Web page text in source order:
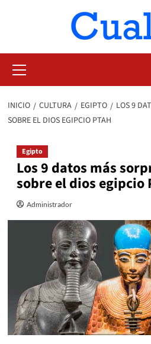
primario
INICIO CULTURA EGIPTO
LOS 9
SOBRE EL DIOS EGIPCIO PTAH
Egipto
Los 9 datos más
sobre el dios egipcio
Administrador